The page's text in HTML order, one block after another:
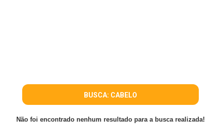
BUSCA: CABELO
Não foi encontrado nenhum resultado para a busca realizada!